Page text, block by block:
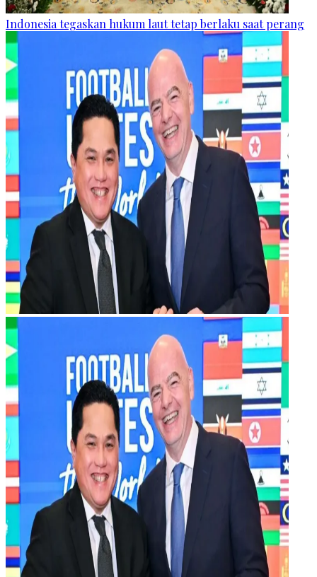
Indonesia tegaskan hukum laut tetap berlaku saat perang